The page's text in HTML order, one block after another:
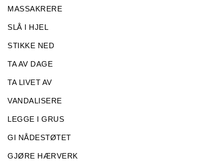
MASSAKRERE
SLÅ I HJEL
STIKKE NED
TA AV DAGE
TA LIVET AV
VANDALISERE
LEGGE I GRUS
GI NÅDESTØTET
GJØRE HÆRVERK